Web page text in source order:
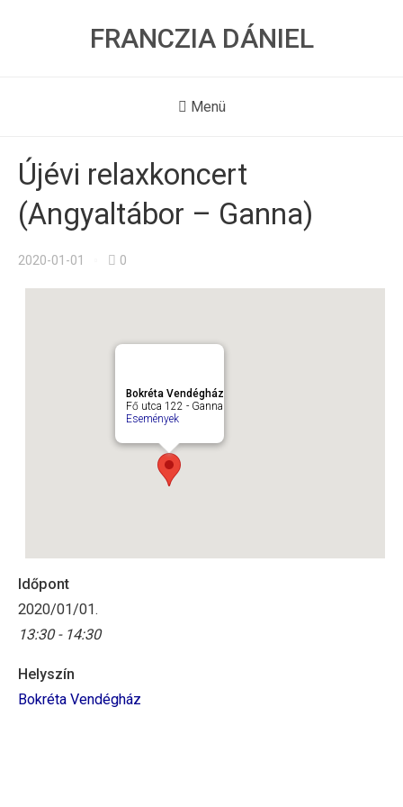
FRANCZIA DÁNIEL
Menü
Újévi relaxkoncert
(Angyaltábor – Ganna)
2020-01-01 0
Bokréta Vendégház
Fő utca 122 - Ganna
Események
Időpont
2020/01/01.
13:30 - 14:30
Helyszín
Bokréta Vendégház